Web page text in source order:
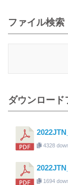
ファイル検索
ダウンロー
4328
1694